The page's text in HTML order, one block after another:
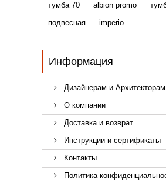
тумба 70
albion promo
подвесная
imperio
Информация
Дизайнерам и Архитекторам
О компании
Доставка и возврат
Инструкции и сертификаты
Контакты
Политика